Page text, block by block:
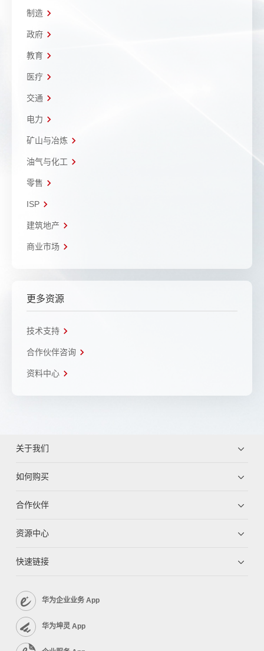
制造
政府
教育
医疗
交通
电力
矿山与冶炼
油气与化工
零售
ISP
建筑地产
商业市场
更多资源
技术支持
合作伙伴咨询
资料中心
关于我们
如何购买
合作伙伴
资源中心
快速链接
华为企业业务 App
华为坤灵 App